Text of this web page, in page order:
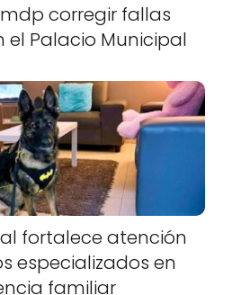
corregir fallas
el Palacio Municipal
fortalece atención
especializados en
familiar